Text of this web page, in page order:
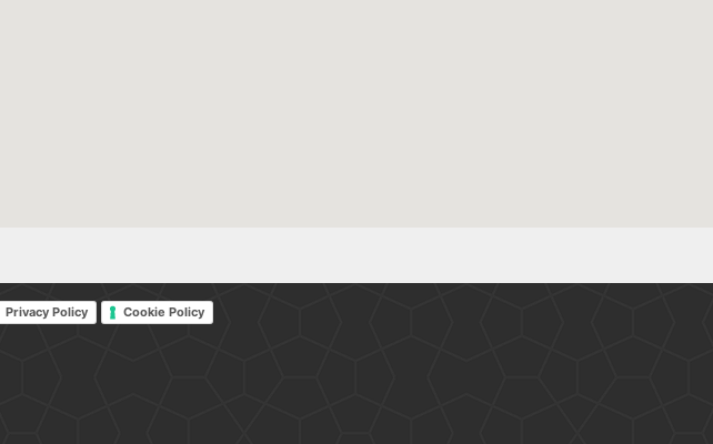
Privacy Policy Cookie Policy